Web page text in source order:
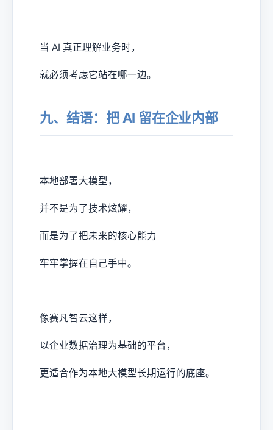
当 AI 真正理解业务时，
就必须考虑它站在哪一边。
九、结语：把 AI 留在企业内部
本地部署大模型，
并不是为了技术炫耀，
而是为了把未来的核心能力
牢牢掌握在自己手中。
像赛凡智云这样，
以企业数据治理为基础的平台，
更适合作为本地大模型长期运行的底座。